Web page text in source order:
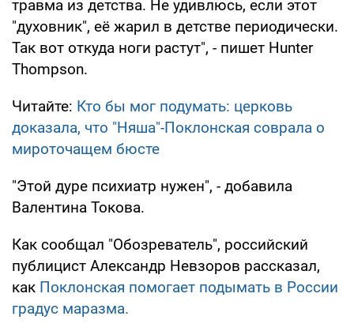
травма из детства. Не удивлюсь, если этот
"духовник", её жарил в детстве периодически.
Так вот откуда ноги растут", - пишет Hunter
Thompson.
Читайте: Кто бы мог подумать: церковь
доказала, что "Няша"-Поклонская соврала о
мироточащем бюсте
"Этой дуре психиатр нужен", - добавила
Валентина Токова.
Как сообщал "Обозреватель", российский
публицист Александр Невзоров рассказал,
как Поклонская помогает подымать в России
градус маразма.